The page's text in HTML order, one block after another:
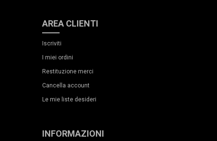
AREA CLIENTI
Iscriviti
I miei ordini
Restituzione merci
Cancella account
Le mie liste desideri
INFORMAZIONI